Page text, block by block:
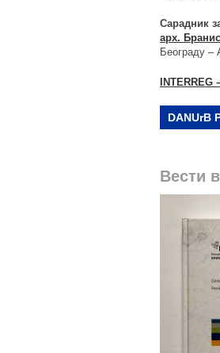
Сарадник
арх.
Београду –
INTERREG
DANUrB
Вести